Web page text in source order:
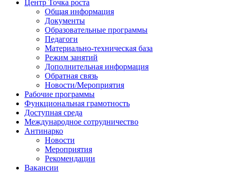
Центр Точка роста
Общая информация
Документы
Образовательные программы
Педагоги
Материально-техническая база
Режим занятий
Дополнительная информация
Обратная связь
Новости/Мероприятия
Рабочие программы
Функциональная грамотность
Доступная среда
Международное сотрудничество
Антинарко
Новости
Мероприятия
Рекомендации
Вакансии